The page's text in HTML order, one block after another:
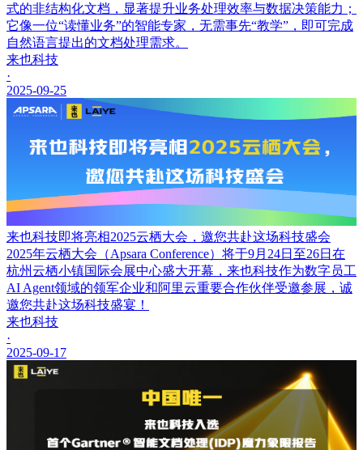
式的非结构化文档，显著提升业务处理效率与数据决策能力；
它像一位“读懂业务”的智能专家，无需事先“教学”，即可完成
自然语言提出的文档处理需求。
来也科技
·
2025-09-25
来也科技即将亮相2025云栖大会，邀您共赴这场科技盛会
2025年云栖大会（Apsara Conference）将于9月24日至26日在
杭州云栖小镇国际会展中心盛大开幕，来也科技作为数字员工
AI Agent领域的领军企业和阿里云重要合作伙伴受邀参展，诚
邀您共赴这场科技盛宴！
来也科技
·
2025-09-17